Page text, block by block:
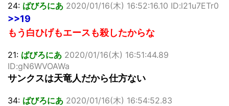
24: ばびろにあ 2020/01/16(木) 16:52:16.10 ID:l21u7ETr0
>>19
もう白ひげもエースも殺したからな
21: ばびろにあ 2020/01/16(木) 16:51:44.89
ID:gN6WVOAWa
サンクスは天竜人だから仕方ない
34: ばびろにあ 2020/01/16(木) 16:54:52.83